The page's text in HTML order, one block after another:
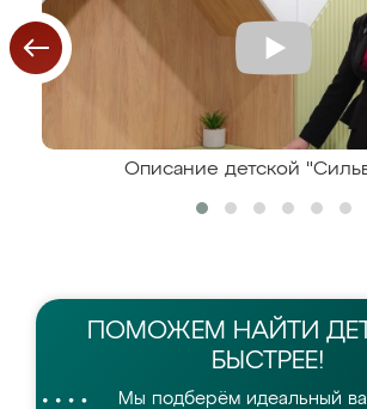
Описание детской
ПОМОЖЕМ НАЙТИ
БЫСТРЕЕ!
Мы подберём идеальный